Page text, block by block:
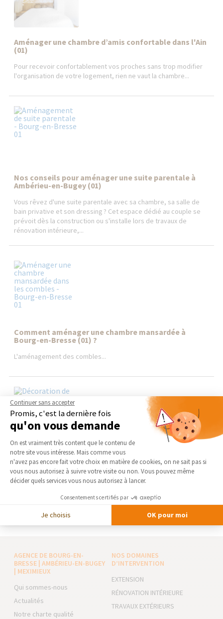
Aménager une chambre d’amis confortable dans l'Ain
(01)
Pour recevoir confortablement vos proches sans trop modifier
l'organisation de votre logement, rien ne vaut la chambre...
Nos conseils pour aménager une suite parentale à
Ambérieu-en-Bugey (01)
Vous rêvez d'une suite parentale avec sa chambre, sa salle de
bain privative et son dressing ? Cet espace dédié au couple se
prévoit dès la construction ou s'installe lors de travaux de
rénovation intérieure,...
Comment aménager une chambre mansardée à
Bourg-en-Bresse (01) ?
L'aménagement des combles...
Nos solutions pour bien décorer une chambre
d'enfant dans l'Ain (01)
Vous souhaitez refaire la déco d'une chambre d'enfant ? Vous
garçon ou une fille ? Les enfants aiment la décoration...
AGENCE DE BOURG-EN-
BRESSE | AMBÉRIEU-EN-BUGEY
| MEXIMIEUX
Qui sommes-nous
Actualités
Notre charte qualité
NOS DOMAINES
D’INTERVENTION
EXTENSION
RÉNOVATION INTÉRIEURE
TRAVAUX EXTÉRIEURS
Continuer sans accepter
Promis, c'est la dernière fois
qu'on vous demande
Plateforme de Gestion du
On est vraiment très content que le contenu de
notre site vous intéresse. Mais comme vous
n'avez pas encore fait votre choix en matière de cookies, on ne sait pas si
vous nous autorisez à suivre votre visite ou non. Vous pouvez même
décider quels services vous nous autorisez à lancer.
Consentements certifiés par
Je choisis OK pour moi
Axeptio consent